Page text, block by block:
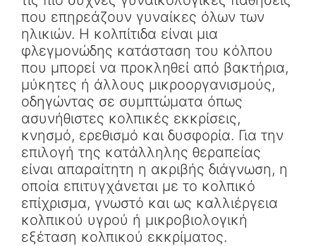
που επηρεάζουν γυναίκες όλων των
ηλικιών. Η κολπίτιδα είναι μια
φλεγμονώδης κατάσταση του κόλπου
που μπορεί να προκληθεί από βακτήρια,
μύκητες ή άλλους μικροοργανισμούς,
οδηγώντας σε συμπτώματα όπως
ασυνήθιστες κολπικές εκκρίσεις,
κνησμό, ερεθισμό και δυσφορία. Για την
επιλογή της κατάλληλης θεραπείας
είναι απαραίτητη η ακριβής διάγνωση, η
οποία επιτυγχάνεται με το κολπικό
επίχρισμα, γνωστό και ως καλλιέργεια
κολπικού υγρού ή μικροβιολογική
εξέταση κολπικού εκκρίματος.